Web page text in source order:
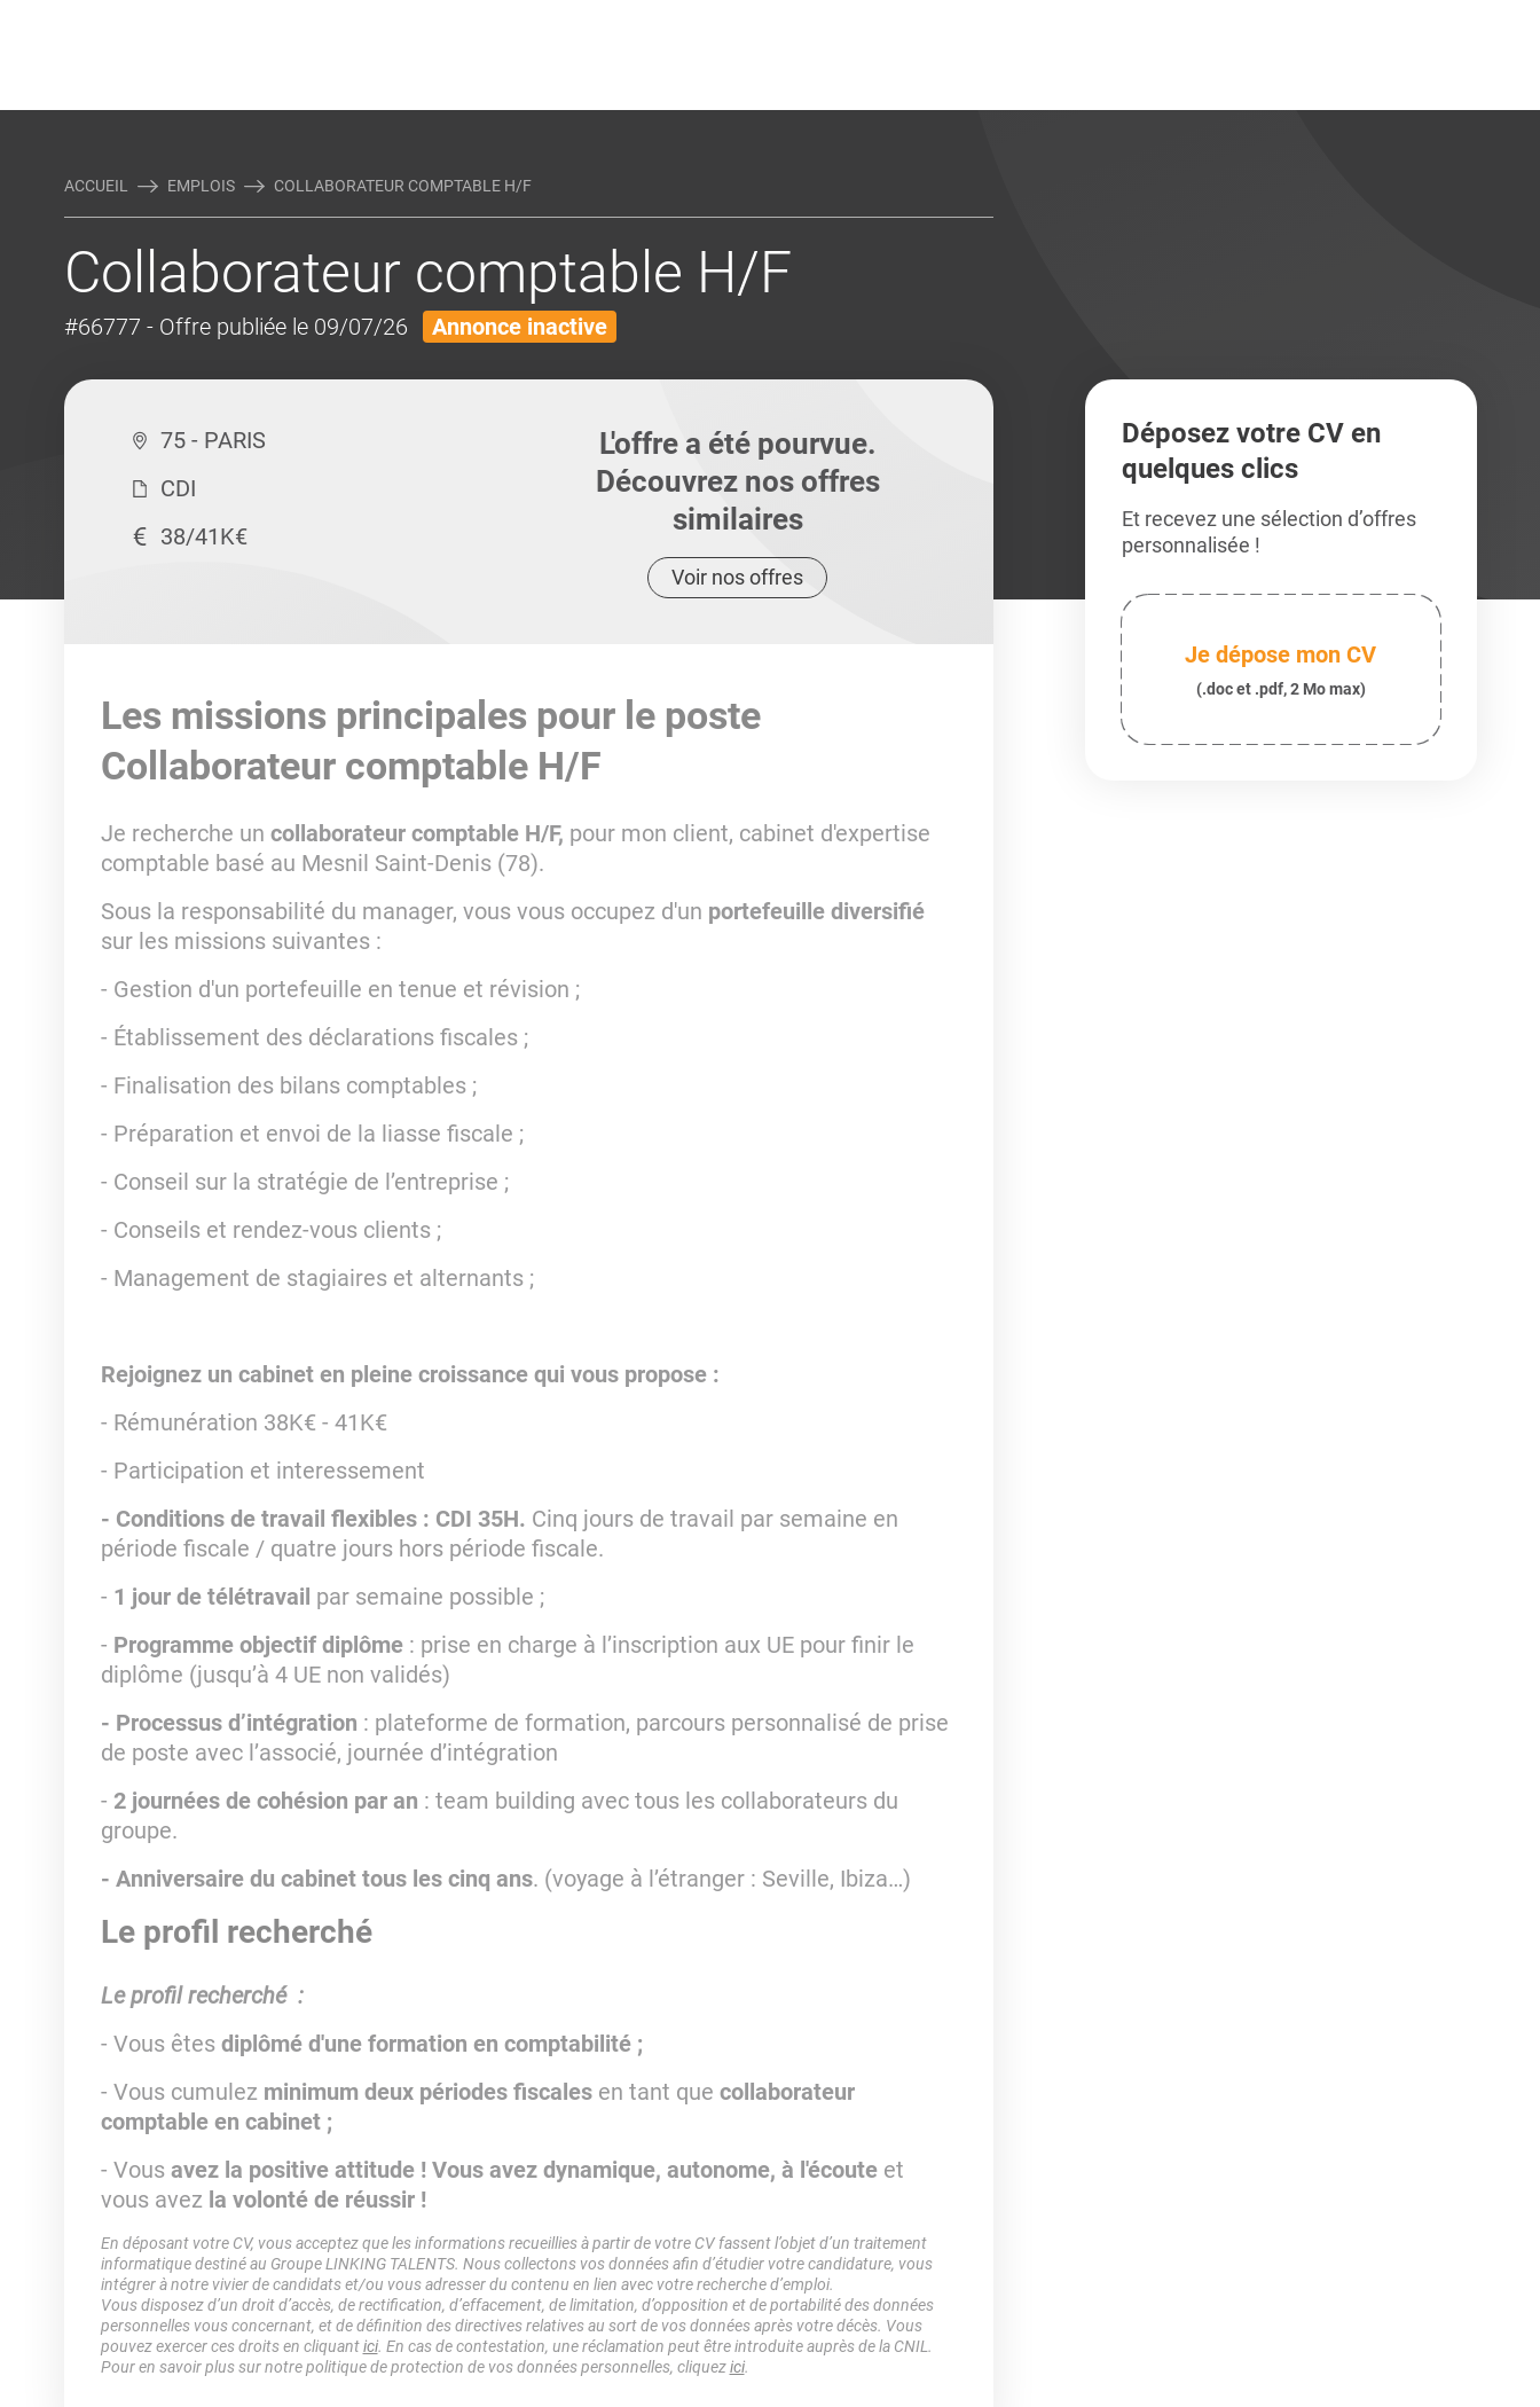
ACCUEIL EMPLOIS COLLABORATEUR COMPTABLE H/F
Collaborateur comptable H/F
#66777 - Offre publiée le 09/07/26 Annonce inactive
75 - PARIS
CDI
38/41K€
L'offre a été pourvue.
Découvrez nos offres
similaires
Voir nos offres
Les missions principales pour le poste
Collaborateur comptable H/F
Je recherche un collaborateur comptable H/F, pour mon client, cabinet d'expertise
comptable basé au Mesnil Saint-Denis (78).
Sous la responsabilité du manager, vous vous occupez d'un portefeuille diversifié
sur les missions suivantes :
- Gestion d'un portefeuille en tenue et révision ;
- Établissement des déclarations fiscales ;
- Finalisation des bilans comptables ;
- Préparation et envoi de la liasse fiscale ;
- Conseil sur la stratégie de l’entreprise ;
- Conseils et rendez-vous clients ;
- Management de stagiaires et alternants ;
Rejoignez un cabinet en pleine croissance qui vous propose :
- Rémunération 38K€ - 41K€
- Participation et interessement
- Conditions de travail flexibles : CDI 35H. Cinq jours de travail par semaine en
période fiscale / quatre jours hors période fiscale.
- 1 jour de télétravail par semaine possible ;
- Programme objectif diplôme : prise en charge à l’inscription aux UE pour finir le
diplôme (jusqu’à 4 UE non validés)
- Processus d’intégration : plateforme de formation, parcours personnalisé de prise
de poste avec l’associé, journée d’intégration
- 2 journées de cohésion par an : team building avec tous les collaborateurs du
groupe.
- Anniversaire du cabinet tous les cinq ans. (voyage à l’étranger : Seville, Ibiza…)
Le profil recherché
Le profil recherché :
- Vous êtes diplômé d'une formation en comptabilité ;
- Vous cumulez minimum deux périodes fiscales en tant que collaborateur
comptable en cabinet ;
- Vous avez la positive attitude ! Vous avez dynamique, autonome, à l'écoute et
vous avez la volonté de réussir !
En déposant votre CV, vous acceptez que les informations recueillies à partir de votre CV fassent l’objet d’un traitement
informatique destiné au Groupe LINKING TALENTS. Nous collectons vos données afin d’étudier votre candidature, vous
intégrer à notre vivier de candidats et/ou vous adresser du contenu en lien avec votre recherche d’emploi.
Vous disposez d’un droit d’accès, de rectification, d’effacement, de limitation, d’opposition et de portabilité des données
personnelles vous concernant, et de définition des directives relatives au sort de vos données après votre décès. Vous
pouvez exercer ces droits en cliquantici. En cas de contestation, une réclamation peut être introduite auprès de la CNIL.
Pour en savoir plus sur notre politique de protection de vos données personnelles, cliquezici.
Déposez votre CV en
quelques clics
Et recevez une sélection d’offres
personnalisée !
Je dépose mon CV
(.doc et .pdf, 2 Mo max)